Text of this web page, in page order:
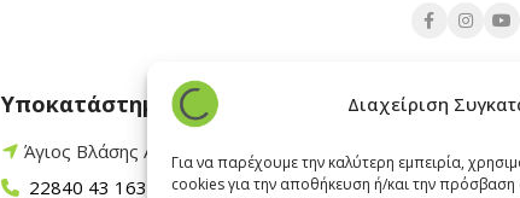
Διαχείριση
Για να παρέχουμε την καλύτερη εμπειρία,
cookies για την αποθήκευση ή/και την
Υποκατάστημα Πάρου
Άγιος Βλάσης Αρχίλοχος, Πάρος 84400
22840 43 163
Έξω
22860